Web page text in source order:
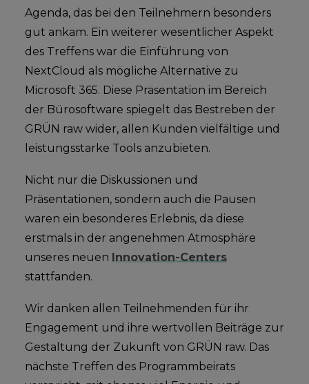
Agenda, das bei den Teilnehmern besonders
gut ankam. Ein weiterer wesentlicher Aspekt
des Treffens war die Einführung von
NextCloud als mögliche Alternative zu
Microsoft 365. Diese Präsentation im Bereich
der Bürosoftware spiegelt das Bestreben der
GRÜN raw wider, allen Kunden vielfältige und
leistungsstarke Tools anzubieten.
Nicht nur die Diskussionen und
Präsentationen, sondern auch die Pausen
waren ein besonderes Erlebnis, da diese
erstmals in der angenehmen Atmosphäre
unseres neuen Innovation-Centers
stattfanden.
Wir danken allen Teilnehmenden für ihr
Engagement und ihre wertvollen Beiträge zur
Gestaltung der Zukunft von GRÜN raw. Das
nächste Treffen des Programmbeirats